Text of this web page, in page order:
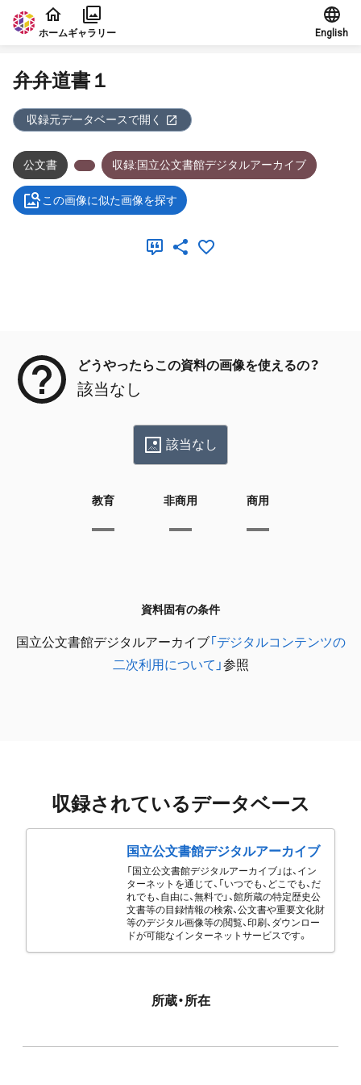
本文に飛ぶ
ホームギャラリー English
弁弁道書１
収録元データベースで開く
公文書 収録:国立公文書館デジタルアーカイブ
この画像に似た画像を探す
どうやったらこの資料の画像を使えるの？
該当なし
該当なし
教育 非商用 商用
資料固有の条件
国立公文書館デジタルアーカイブ「デジタルコンテンツの
二次利用について」参照
収録されているデータベース
国立公文書館デジタルアーカイブ
「国立公文書館デジタルアーカイブ」は、イン
ターネットを通じて、「いつでも、どこでも、だ
れでも、自由に、無料で」、館所蔵の特定歴史公
文書等の目録情報の検索、公文書や重要文化財
等のデジタル画像等の閲覧、印刷、ダウンロー
ドが可能なインターネットサービスです。
所蔵・所在